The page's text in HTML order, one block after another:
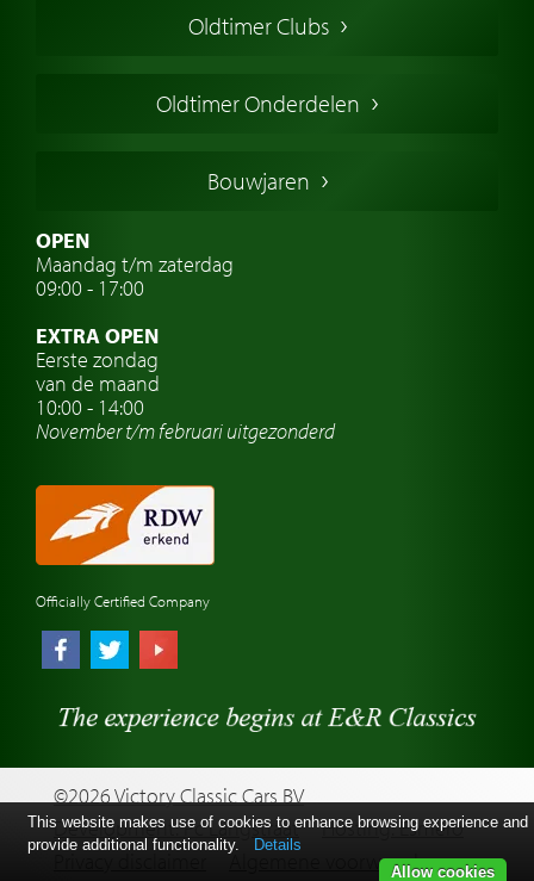
Amerikaanse oldtimers
Franse oldtimers
Zweedse oldtimers
Oldtimer verzekering
Oldtimer reizen
Oldtimerwerkplaats
Automerk horloges
Classic cars Nederland
Oldtimer Clubs
Oldtimer Onderdelen
Bouwjaren
OPEN
Maandag t/m zaterdag
09:00 - 17:00
EXTRA OPEN
Eerste zondag
van de maand
10:00 - 14:00
November t/m februariuitgezonderd
Officially Certified Company
©2026 Victory Classic Cars BV
Development: Pc Langstraat
Hosting: Esmero
Algemene voorwaarden
This website makes use of cookies to enhance browsing experience and
provide additional functionality.
Details
Allow cookies